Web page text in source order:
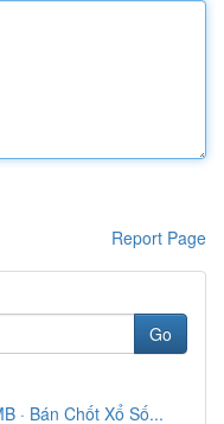
Report Page
Go
· Bán Chốt Xổ Số...